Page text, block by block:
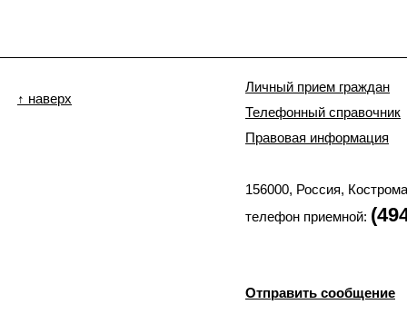
↑ наверх
Личный прием граждан
Телефонный справочник
Правовая информация
156000, Россия,
телефон приемной:
Отправить сообщение